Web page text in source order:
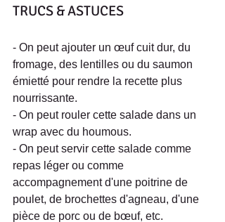
TRUCS & ASTUCES
- On peut ajouter un œuf cuit dur, du
fromage, des lentilles ou du saumon
émietté pour rendre la recette plus
nourrissante.
- On peut rouler cette salade dans un
wrap avec du houmous.
- On peut servir cette salade comme
repas léger ou comme
accompagnement d'une poitrine de
poulet, de brochettes d'agneau, d'une
pièce de porc ou de bœuf, etc.